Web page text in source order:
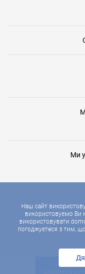
Наш сайт
використовуємо Ви
використовувати
погоджуєтеся з тим,
Ми
2026 ©